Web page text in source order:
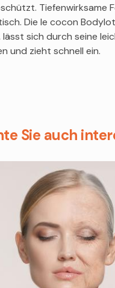
Tiefenwirksame
Die le cocon
lässt sich durch seine
und zieht schnell ein.
Sie auch